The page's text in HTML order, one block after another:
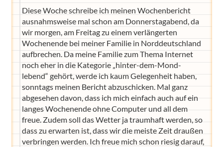
Diese Woche schreibe ich meinen Wochenbericht
ausnahmsweise mal schon am Donnerstagabend, da
wir morgen, am Freitag zu einem verlängerten
Wochenende bei meiner Familie in Norddeutschland
aufbrechen. Da meine Familie zum Thema Internet
noch eher in die Kategorie „hinter-dem-Mond-
lebend“ gehört, werde ich kaum Gelegenheit haben,
sonntags meinen Bericht abzuschicken. Mal ganz
abgesehen davon, dass ich mich einfach auch auf ein
langes Wochenende ohne Computer und all dem
freue. Zudem soll das Wetter ja traumhaft werden, so
dass zu erwarten ist, dass wir die meiste Zeit draußen
verbringen werden. Ich freue mich schon riesig darauf,